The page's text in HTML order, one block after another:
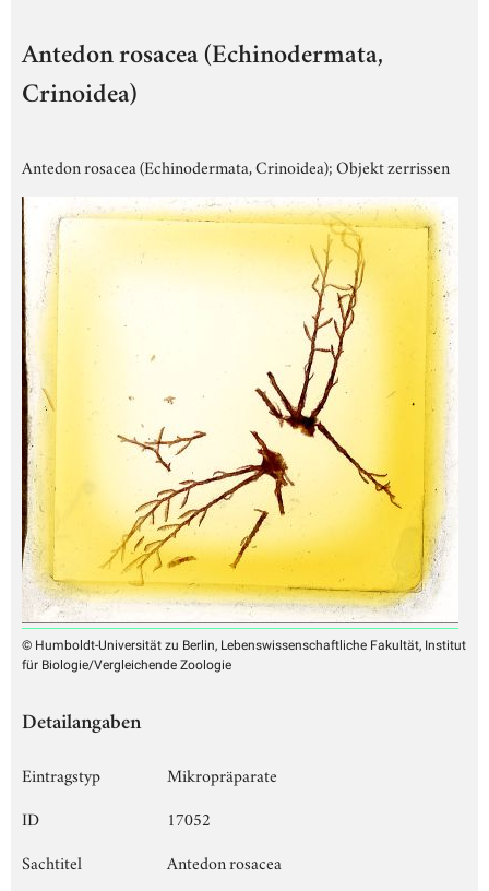
Antedon rosacea (Echinodermata,
Crinoidea)
Antedon rosacea (Echinodermata, Crinoidea); Objekt zerrissen
© Humboldt-Universität zu Berlin, Lebenswissenschaftliche Fakultät, Institut
für Biologie/Vergleichende Zoologie
Detailangaben
Eintragstyp
Mikropräparate
ID
17052
Sachtitel
Antedon rosacea